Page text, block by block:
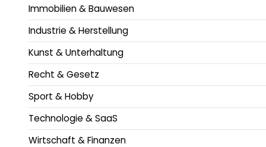
Immobilien & Bauwesen
Industrie & Herstellung
Kunst & Unterhaltung
Recht & Gesetz
Sport & Hobby
Technologie & SaaS
Wirtschaft & Finanzen